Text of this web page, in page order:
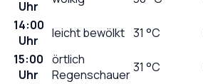
Uhr
14:00
Uhr
leicht bewölkt 31 °C
15:00
Uhr
örtlich
Regenschauer31 °C